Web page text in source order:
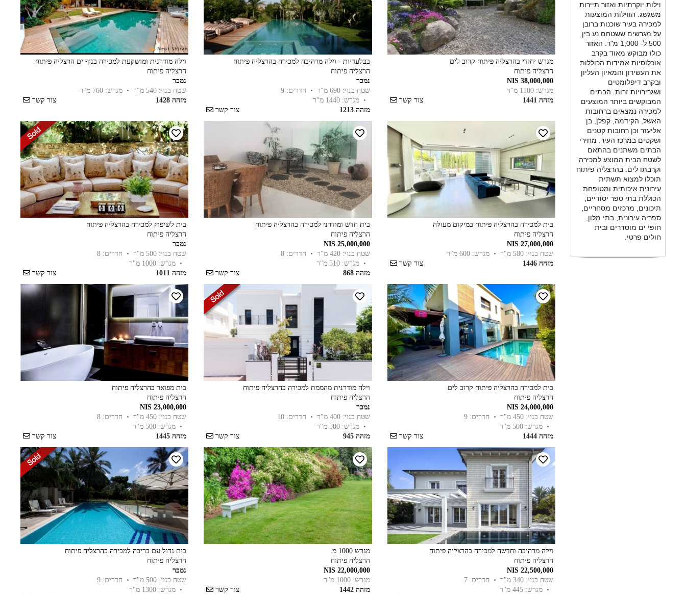
וילות יוקרתיות ואזור תיירות
משגשג. הווילות המוצעות
למכירה בעיר שוכנות ברובן
על מגרשים ששטחם נע בין
500 ל- 1,000 מ"ר. האזור
כולו מבוקש מאוד בקרב
אוכלוסיות אמידות הכוללות
את העשירון והמאיון העליון
ובקרב דיפלומטים
ושגרירויות זרות. הבתים
המבוקשים ביותר המוצעים
למכירה נמצאים ברחובות
האשל, הקידמה, קפלן, בן
אליעזר וכן רחובות קטנים
ושקטים במרכז העיר. מחירי
הבתים משתנים בהתאם
לשטח הבית המוצע למכירה
וקרבתו לים. בהרצליה פיתוח
תוכלו למצוא תשתית
עירונית איכותית ומטופחת
הכוללת בתי ספר יסודיים,
תיכונים, מרכזים מסחריים,
ספריה עירונית, בתי מלון,
חופי ים מוסדרים ובית
חולים פרטי.
מגרש יחודי בהרצליה פיתוח קרוב לים
הרצליה פיתוח
38,000,000 NIS
מגרש: 1100 מ"ר
מזהה 1441
צור קשר
בבלעדיות - וילה מרהיבה למכירה בהרצליה פיתוח
הרצליה פיתוח
נמכר
שטח בנוי: 690 מ"ר
• חדרים: 9
• מגרש: 1440 מ"ר
מזהה 1213
צור קשר
וילה מודרנית ומושקעת למכירה בנוף ים הרצליה פיתוח
הרצליה פיתוח
נמכר
שטח בנוי: 540 מ"ר
• מגרש: 760 מ"ר
מזהה 1428
צור קשר
בית למכירה בהרצליה פיתוח במיקום מעולה
הרצליה פיתוח
27,000,000 NIS
שטח בנוי: 580 מ"ר
• מגרש: 600 מ"ר
מזהה 1446
צור קשר
בית חדש ומודרני למכירה בהרצליה פיתוח
הרצליה פיתוח
25,000,000 NIS
שטח בנוי: 420 מ"ר
• חדרים: 8
• מגרש: 510 מ"ר
מזהה 868
צור קשר
בית לשיפוץ למכירה בהרצליה פיתוח
הרצליה פיתוח
נמכר
שטח בנוי: 500 מ"ר
• חדרים: 8
• מגרש: 1000 מ"ר
מזהה 1011
צור קשר
בית למכירה בהרצליה פיתוח קרוב לים
הרצליה פיתוח
24,000,000 NIS
שטח בנוי: 450 מ"ר
• חדרים: 9
• מגרש: 500 מ"ר
מזהה 1444
צור קשר
וילה מודרנית מהממת למכירה בהרצליה פיתוח
הרצליה פיתוח
נמכר
שטח בנוי: 400 מ"ר
• חדרים: 10
• מגרש: 500 מ"ר
מזהה 945
צור קשר
בית מפואר בהרצליה פיתוח
הרצליה פיתוח
23,000,000 NIS
שטח בנוי: 450 מ"ר
• חדרים: 8
• מגרש: 500 מ"ר
מזהה 1445
צור קשר
וילה מרהיבה וחדשה למכירה בהרצליה פיתוח
הרצליה פיתוח
22,500,000 NIS
שטח בנוי: 340 מ"ר
• חדרים: 7
• מגרש: 445 מ"ר
מגרש 1000 מ
הרצליה פיתוח
22,000,000 NIS
מגרש: 1000 מ"ר
מזהה 1442
צור קשר
בית גדול עם בריכה למכירה בהרצליה פיתוח
הרצליה פיתוח
נמכר
שטח בנוי: 500 מ"ר
• חדרים: 9
• מגרש: 1300 מ"ר